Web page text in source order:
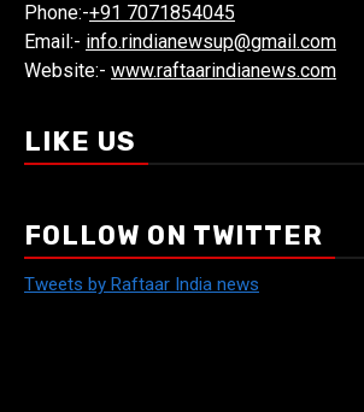
Phone:-+91 7071854045
Email:- info.rindianewsup@gmail.com
Website:- www.raftaarindianews.com
LIKE US
FOLLOW ON TWITTER
Tweets by Raftaar India news